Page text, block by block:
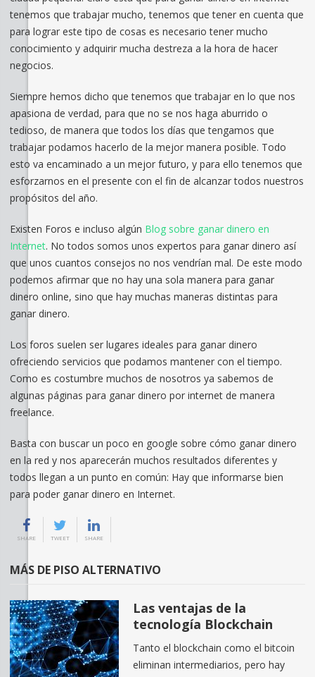
tenemos que trabajar mucho, tenemos que tener en cuenta que
para lograr este tipo de cosas es necesario tener mucho
conocimiento y adquirir mucha destreza a la hora de hacer
negocios.
Siempre hemos dicho que tenemos que trabajar en lo que nos
apasiona de verdad, para que no se nos haga aburrido o
tedioso, de manera que todos los días que tengamos que
trabajar podamos hacerlo de la mejor manera posible. Todo
esto va encaminado a un mejor futuro, y para ello tenemos que
esforzarnos en el presente con el fin de alcanzar todos nuestros
propósitos del año.
Existen Foros e incluso algún Blog sobre ganar dinero en
Internet. No todos somos unos expertos para ganar dinero así
que unos cuantos consejos no nos vendrían mal. De este modo
podemos afirmar que no hay una sola manera para ganar
dinero online, sino que hay muchas maneras distintas para
ganar dinero.
Los foros suelen ser lugares ideales para ganar dinero
ofreciendo servicios que podamos mantener con el tiempo.
Como es costumbre muchos de nosotros ya sabemos de
algunas páginas para ganar dinero por internet de manera
freelance.
Basta con buscar un poco en google sobre cómo ganar dinero
en la red y nos aparecerán muchos resultados diferentes y
todos llegan a un punto en común: Hay que informarse bien
para poder ganar dinero en Internet.
SHARE TWEET SHARE
MÁS DE PISO ALTERNATIVO
Las ventajas de la
tecnología Blockchain
Tanto el blockchain como el bitcoin
eliminan intermediarios, pero hay